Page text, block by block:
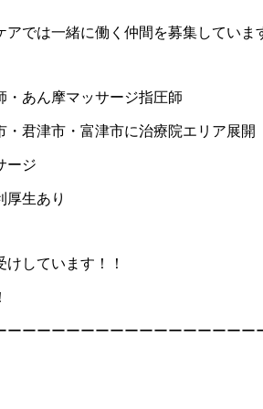
アでは一緒に働く仲間を募集していま
・あん摩マッサージ指圧師
・君津市・富津市に治療院エリア展開
ージ
厚生あり
しています！！
ーーーーーーーーーーーーーーーーー